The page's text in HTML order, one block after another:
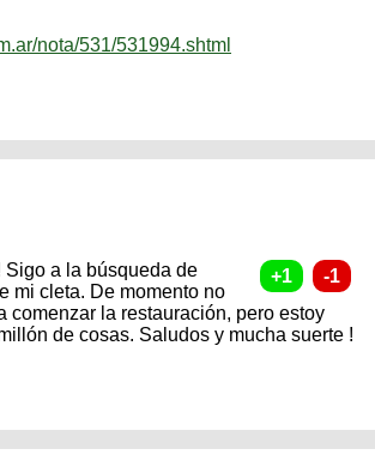
nota/531/531994.shtml
Sigo a la búsqueda de
mi cleta. De momento no
comenzar la restauración, pero estoy
de cosas. Saludos y mucha suerte !